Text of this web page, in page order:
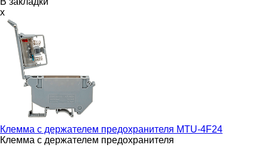
x
Клемма с держателем предохранителя MTU-4F24
Клемма с держателем предохранителя